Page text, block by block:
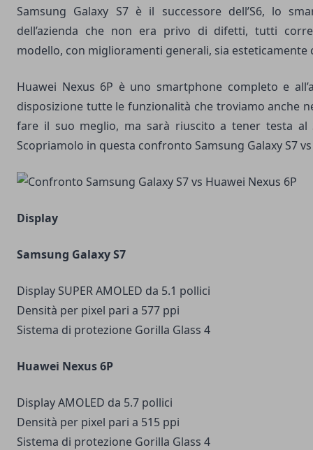
Samsung Galaxy S7 è il successore dell’S6, lo
dell’azienda che non era privo di difetti, tutti
modello, con miglioramenti generali, sia esteticamente
Huawei Nexus 6P è uno smartphone completo e
disposizione tutte le funzionalità che troviamo anche
fare il suo meglio, ma sarà riuscito a tener testa al
Scopriamolo in questa confronto Samsung Galaxy S7
Display
Samsung Galaxy S7
Display SUPER AMOLED da 5.1 pollici
Densità per pixel pari a 577 ppi
Sistema di protezione Gorilla Glass 4
Huawei Nexus 6P
Display AMOLED da 5.7 pollici
Densità per pixel pari a 515 ppi
Sistema di protezione Gorilla Glass 4